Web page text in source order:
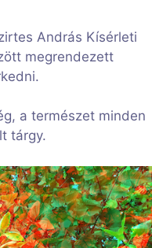
András Kísérleti
megrendezett
a természet minden
tárgy.